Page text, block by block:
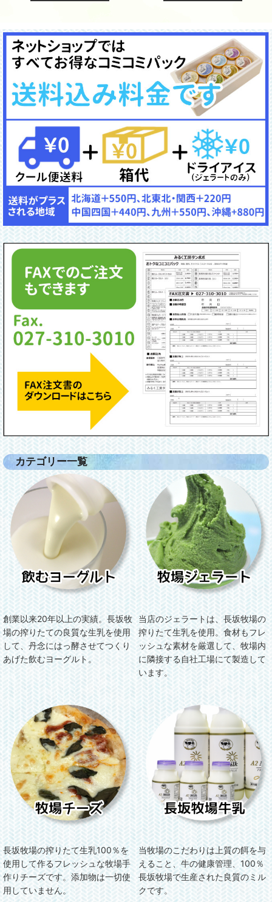
カテゴリー一覧
創業以来20年以上の実績。長坂牧
場の搾りたての良質な生乳を使用
して、丹念にはっ酵させてつくり
あげた飲むヨーグルト。
当店のジェラートは、長坂牧場の
搾りたて生乳を使用。食材もフレ
ッシュな素材を厳選して、牧場内
に隣接する自社工場にて製造して
います。
長坂牧場の搾りたて生乳100％を
使用して作るフレッシュな牧場手
作りチーズです。添加物は一切使
用していません。
当牧場のこだわりは上質の餌を与
えること、牛の健康管理、100％
長坂牧場で生産された良質のミル
クです。